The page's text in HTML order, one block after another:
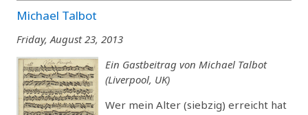
Michael Talbot
Friday, August 23, 2013
Ein Gastbeitrag von Michael Talbot
(Liverpool, UK)
Wer mein Alter (siebzig) erreicht hat